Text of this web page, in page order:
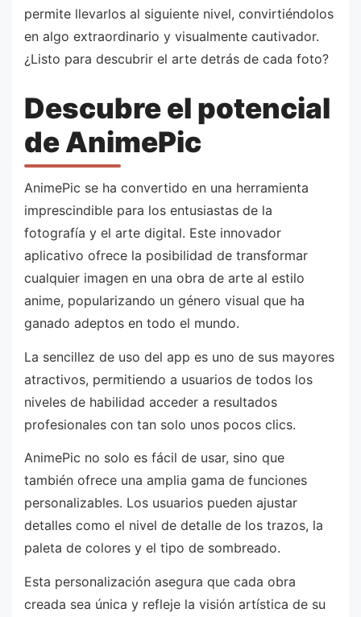
permite llevarlos al siguiente nivel, convirtiéndolos
en algo extraordinario y visualmente cautivador.
¿Listo para descubrir el arte detrás de cada foto?
Descubre el potencial
de AnimePic
AnimePic se ha convertido en una herramienta
imprescindible para los entusiastas de la
fotografía y el arte digital. Este innovador
aplicativo ofrece la posibilidad de transformar
cualquier imagen en una obra de arte al estilo
anime, popularizando un género visual que ha
ganado adeptos en todo el mundo.
La sencillez de uso del app es uno de sus mayores
atractivos, permitiendo a usuarios de todos los
niveles de habilidad acceder a resultados
profesionales con tan solo unos pocos clics.
AnimePic no solo es fácil de usar, sino que
también ofrece una amplia gama de funciones
personalizables. Los usuarios pueden ajustar
detalles como el nivel de detalle de los trazos, la
paleta de colores y el tipo de sombreado.
Esta personalización asegura que cada obra
creada sea única y refleje la visión artística de su